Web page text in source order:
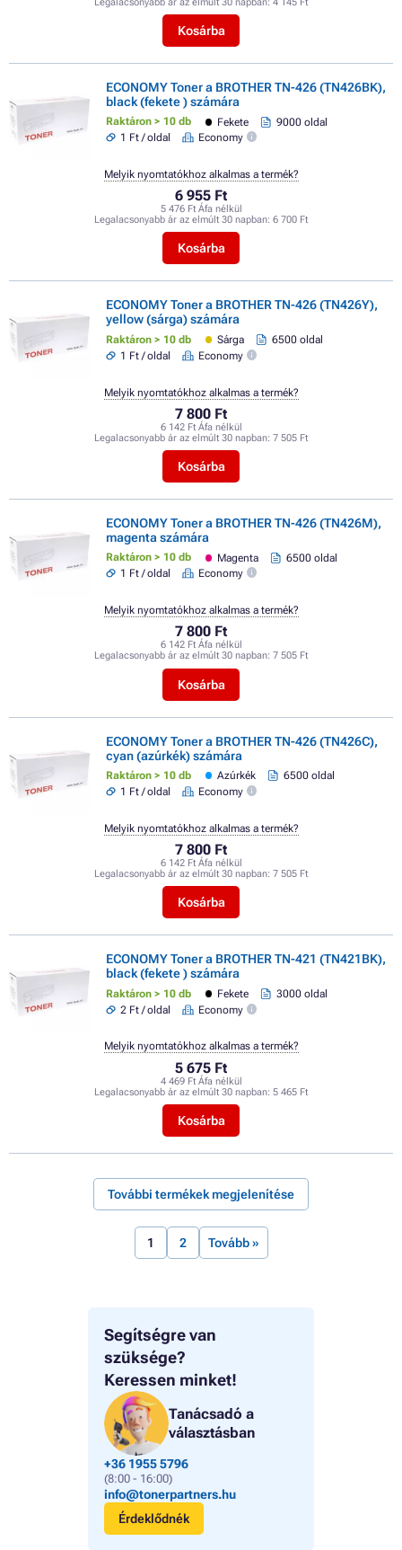
Segítségre van
szüksége?
Keressen minket!
Tanácsadó a
választásban
+36 1955 5796
(8:00 - 16:00)
info@tonerpartners.hu
Érdeklődnék
Kosárba
ECONOMY Toner a BROTHER TN-426 (TN426BK),
black (fekete ) számára
Raktáron > 10 db Fekete
9000 oldal
1 Ft / oldal
Economy
6 955 Ft
5 476 Ft Áfa nélkül
Legalacsonyabb ár az elmúlt 30 napban: 6 700 Ft
Kosárba
Melyik nyomtatókhoz alkalmas a termék?
ECONOMY Toner a BROTHER TN-426 (TN426Y),
yellow (sárga) számára
Raktáron > 10 db Sárga
6500 oldal
1 Ft / oldal
Economy
7 800 Ft
6 142 Ft Áfa nélkül
Legalacsonyabb ár az elmúlt 30 napban: 7 505 Ft
Kosárba
Melyik nyomtatókhoz alkalmas a termék?
ECONOMY Toner a BROTHER TN-426 (TN426M),
magenta számára
Raktáron > 10 db Magenta
6500 oldal
1 Ft / oldal
Economy
7 800 Ft
6 142 Ft Áfa nélkül
Legalacsonyabb ár az elmúlt 30 napban: 7 505 Ft
Kosárba
Melyik nyomtatókhoz alkalmas a termék?
ECONOMY Toner a BROTHER TN-426 (TN426C),
cyan (azúrkék) számára
Raktáron > 10 db Azúrkék
6500 oldal
1 Ft / oldal
Economy
7 800 Ft
6 142 Ft Áfa nélkül
Legalacsonyabb ár az elmúlt 30 napban: 7 505 Ft
Kosárba
Melyik nyomtatókhoz alkalmas a termék?
ECONOMY Toner a BROTHER TN-421 (TN421BK),
black (fekete ) számára
Raktáron > 10 db Fekete
3000 oldal
2 Ft / oldal
Economy
5 675 Ft
4 469 Ft Áfa nélkül
Legalacsonyabb ár az elmúlt 30 napban: 5 465 Ft
Kosárba
Melyik nyomtatókhoz alkalmas a termék?
További termékek megjelenítése
1 2 Tovább »